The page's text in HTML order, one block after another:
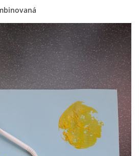
/DLE NOVÉHO RVP PV 2025